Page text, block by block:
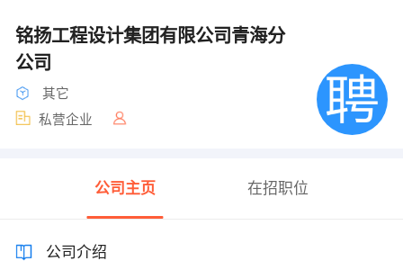
铭扬工程设计集团有限公司青海分
公司
其它
私营企业
公司主页 在招职位
公司介绍